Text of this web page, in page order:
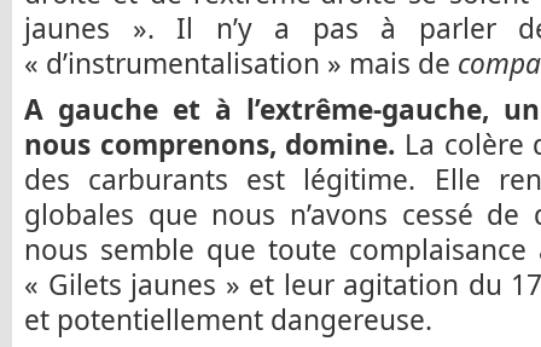
jaunes ». Il n’y a pas à parler
« d’instrumentalisation » mais de
A gauche et à l’extrême-gauche,
nous comprenons, domine. La colère
des carburants est légitime. Elle
globales que nous n’avons cessé
nous semble que toute
« Gilets jaunes » et leur agitation du
et potentiellement dangereuse.